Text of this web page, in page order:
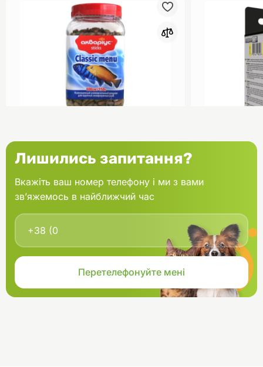
банка 150 г
В кошик
Aquael
Лишились запитання?
Вкажіть ваш номер телефону і ми з вами
зв’яжемось в найближчий час